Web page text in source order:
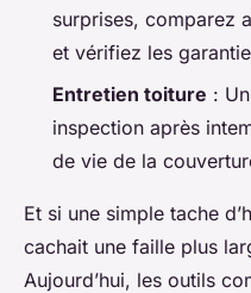
surprises, comparez
et vérifiez les
Entretien toiture :
inspection après
de vie de la
Et si une simple tache
cachait une faille plus
Aujourd’hui, les outils